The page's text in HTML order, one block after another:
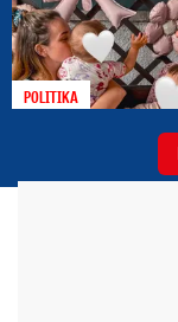
POLITIKA